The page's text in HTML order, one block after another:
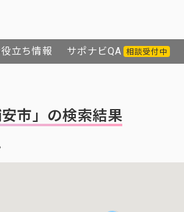
立ち情報 サポナビQA 相談受付中
安市」の検索結果